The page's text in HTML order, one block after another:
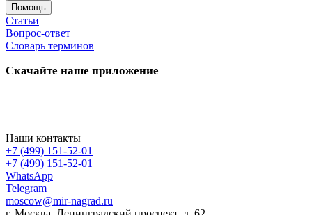
Помощь
Статьи
Вопрос-ответ
Словарь терминов
Скачайте наше приложение
Наши контакты
+7 (499) 151-52-01
+7 (499) 151-52-01
WhatsApp
Telegram
moscow@mir-nagrad.ru